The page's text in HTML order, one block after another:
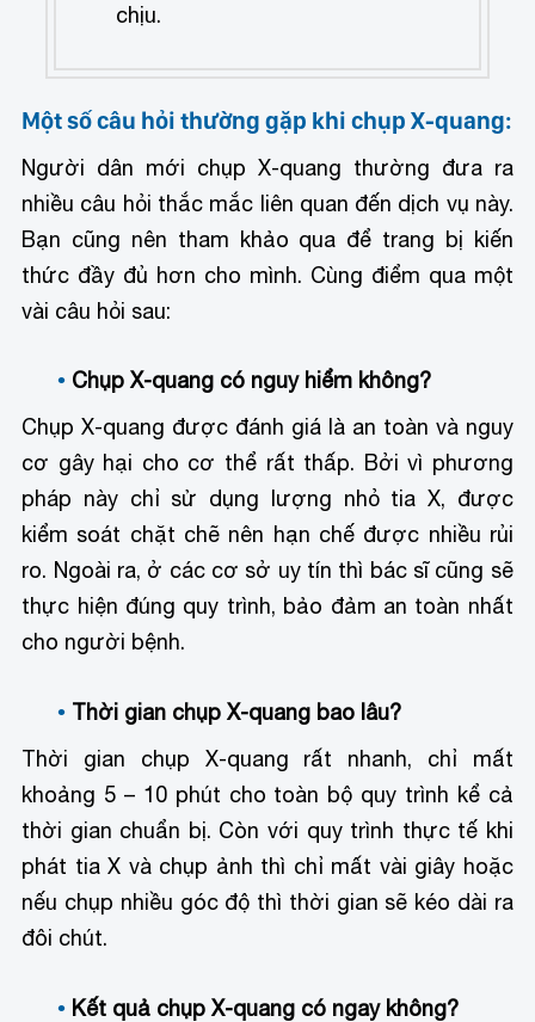
chịu.
Một số câu hỏi thường gặp khi chụp X-quang:
Người dân mới chụp X-quang thường đưa ra
nhiều câu hỏi thắc mắc liên quan đến dịch vụ này.
Bạn cũng nên tham khảo qua để trang bị kiến
thức đầy đủ hơn cho mình. Cùng điểm qua một
vài câu hỏi sau:
Chụp X-quang có nguy hiểm không?
Chụp X-quang được đánh giá là an toàn và nguy
cơ gây hại cho cơ thể rất thấp. Bởi vì phương
pháp này chỉ sử dụng lượng nhỏ tia X, được
kiểm soát chặt chẽ nên hạn chế được nhiều rủi
ro. Ngoài ra, ở các cơ sở uy tín thì bác sĩ cũng sẽ
thực hiện đúng quy trình, bảo đảm an toàn nhất
cho người bệnh.
Thời gian chụp X-quang bao lâu?
Thời gian chụp X-quang rất nhanh, chỉ mất
khoảng 5 – 10 phút cho toàn bộ quy trình kể cả
thời gian chuẩn bị. Còn với quy trình thực tế khi
phát tia X và chụp ảnh thì chỉ mất vài giây hoặc
nếu chụp nhiều góc độ thì thời gian sẽ kéo dài ra
đôi chút.
Kết quả chụp X-quang có ngay không?